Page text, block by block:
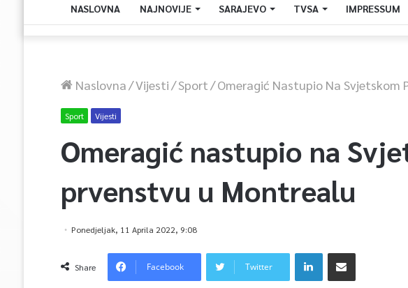
NASLOVNA NAJNOVIJE SARAJEVO TVSA IMPRESSUM
Naslovna/Vijesti/Sport/Omeragić Nastupio Na Svjetskom
Sport Vijesti
Omeragić nastupio na
prvenstvu u Montrealu
Ponedjeljak, 11 Aprila 2022, 9:08
Share Facebook Twitter